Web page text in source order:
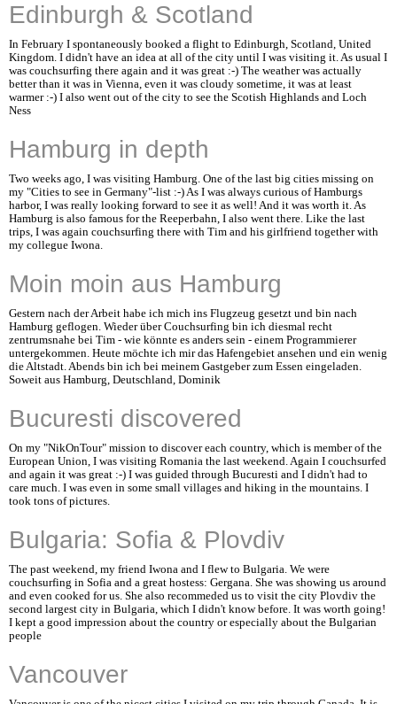
Edinburgh & Scotland
In February I spontaneously booked a flight to Edinburgh, Scotland, United
Kingdom. I didn't have an idea at all of the city until I was visiting it. As usual I
was couchsurfing there again and it was great :-) The weather was actually
better than it was in Vienna, even it was cloudy sometime, it was at least
warmer :-) I also went out of the city to see the Scotish Highlands and Loch
Ness
Hamburg in depth
Two weeks ago, I was visiting Hamburg. One of the last big cities missing on
my "Cities to see in Germany"-list :-) As I was always curious of Hamburgs
harbor, I was really looking forward to see it as well! And it was worth it. As
Hamburg is also famous for the Reeperbahn, I also went there. Like the last
trips, I was again couchsurfing there with Tim and his girlfriend together with
my collegue Iwona.
Moin moin aus Hamburg
Gestern nach der Arbeit habe ich mich ins Flugzeug gesetzt und bin nach
Hamburg geflogen. Wieder über Couchsurfing bin ich diesmal recht
zentrumsnahe bei Tim - wie könnte es anders sein - einem Programmierer
untergekommen. Heute möchte ich mir das Hafengebiet ansehen und ein wenig
die Altstadt. Abends bin ich bei meinem Gastgeber zum Essen eingeladen.
Soweit aus Hamburg, Deutschland, Dominik
Bucuresti discovered
On my "NikOnTour" mission to discover each country, which is member of the
European Union, I was visiting Romania the last weekend. Again I couchsurfed
and again it was great :-) I was guided through Bucuresti and I didn't had to
care much. I was even in some small villages and hiking in the mountains. I
took tons of pictures.
Bulgaria: Sofia & Plovdiv
The past weekend, my friend Iwona and I flew to Bulgaria. We were
couchsurfing in Sofia and a great hostess: Gergana. She was showing us around
and even cooked for us. She also recommeded us to visit the city Plovdiv the
second largest city in Bulgaria, which I didn't know before. It was worth going!
I kept a good impression about the country or especially about the Bulgarian
people
Vancouver